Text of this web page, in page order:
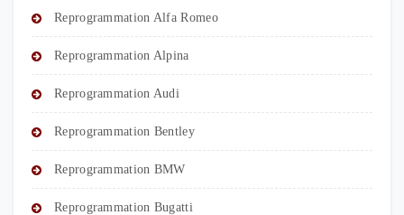
Reprogrammation Alfa Romeo
Reprogrammation Alpina
Reprogrammation Audi
Reprogrammation Bentley
Reprogrammation BMW
Reprogrammation Bugatti